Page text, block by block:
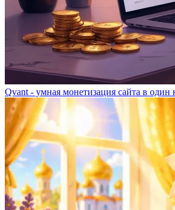
Qvant - умная монетизация сайта в один